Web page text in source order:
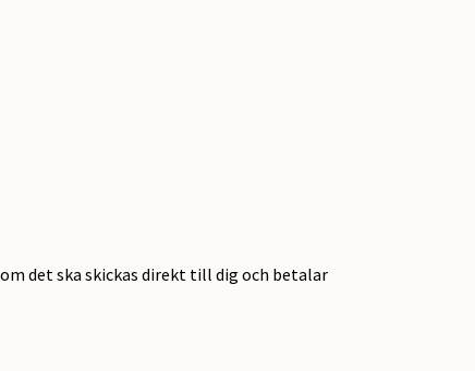
det ska skickas direkt till dig och betalar